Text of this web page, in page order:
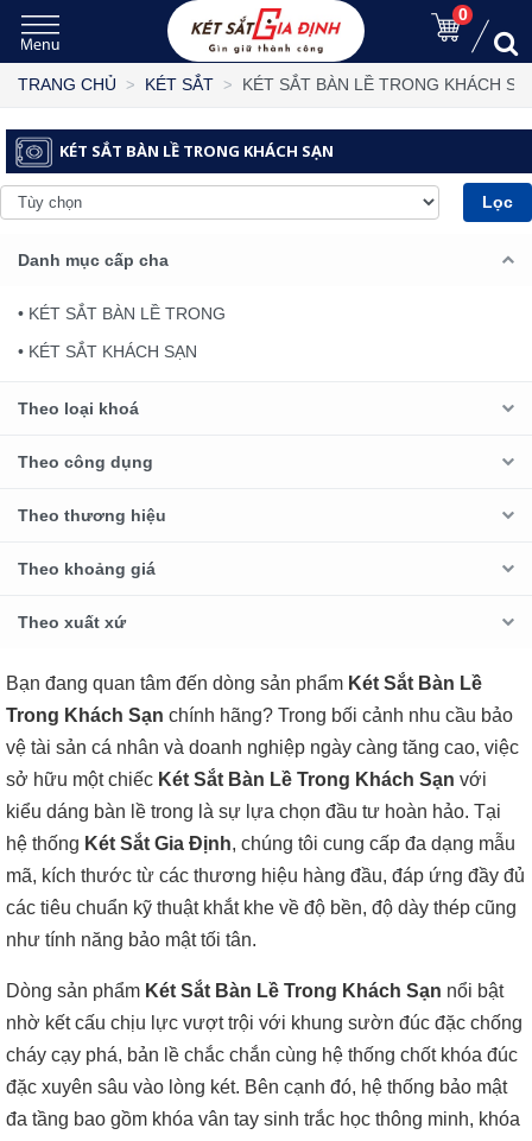
0
TRANG CHỦ KÉT SẮT KÉT SẮT BÀN LỀ TRONG KHÁCH
KÉT SẮT BÀN LỀ TRONG KHÁCH SẠN
Lọc
Danh mục cấp cha
• KÉT SẮT BÀN LỀ TRONG
• KÉT SẮT KHÁCH SẠN
Theo loại khoá
Theo công dụng
Theo thương hiệu
Theo khoảng giá
Theo xuất xứ
Bạn đang quan tâm đến dòng sản phẩm Két Sắt Bàn Lề
Trong Khách Sạn chính hãng? Trong bối cảnh nhu cầu bảo
vệ tài sản cá nhân và doanh nghiệp ngày càng tăng cao, việc
sở hữu một chiếc Két Sắt Bàn Lề Trong Khách Sạn với
kiểu dáng bàn lề trong là sự lựa chọn đầu tư hoàn hảo. Tại
hệ thống Két Sắt Gia Định, chúng tôi cung cấp đa dạng mẫu
mã, kích thước từ các thương hiệu hàng đầu, đáp ứng đầy đủ
các tiêu chuẩn kỹ thuật khắt khe về độ bền, độ dày thép cũng
như tính năng bảo mật tối tân.
Dòng sản phẩm Két Sắt Bàn Lề Trong Khách Sạn nổi bật
nhờ kết cấu chịu lực vượt trội với khung sườn đúc đặc chống
cháy cạy phá, bản lề chắc chắn cùng hệ thống chốt khóa đúc
đặc xuyên sâu vào lòng két. Bên cạnh đó, hệ thống bảo mật
đa tầng bao gồm khóa vân tay sinh trắc học thông minh, khóa